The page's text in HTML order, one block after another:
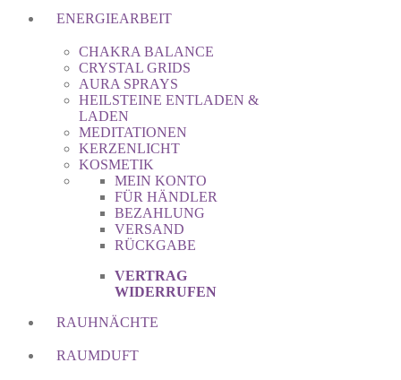
ENERGIEARBEIT
CHAKRA BALANCE
CRYSTAL GRIDS
AURA SPRAYS
HEILSTEINE ENTLADEN &
LADEN
MEDITATIONEN
KERZENLICHT
KOSMETIK
MEIN KONTO
FÜR HÄNDLER
BEZAHLUNG
VERSAND
RÜCKGABE
VERTRAG
WIDERRUFEN
RAUHNÄCHTE
RAUMDUFT